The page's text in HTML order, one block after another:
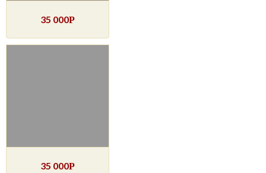
35 000Р
35 000Р